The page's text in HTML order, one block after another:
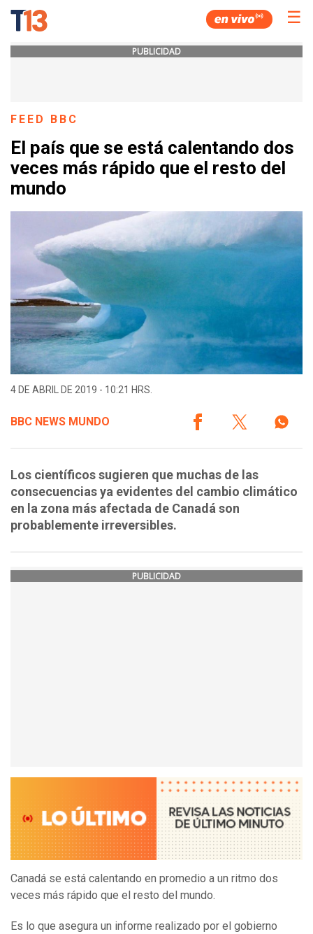
☰
PUBLICIDAD
FEED BBC
El país que se está calentando dos
veces más rápido que el resto del
mundo
4 DE ABRIL DE 2019 - 10:21 HRS.
BBC NEWS MUNDO
Los científicos sugieren que muchas de las
consecuencias ya evidentes del cambio climático
en la zona más afectada de Canadá son
probablemente irreversibles.
PUBLICIDAD
Canadá se está calentando en promedio a un ritmo dos
veces más rápido que el resto del mundo.
Es lo que asegura un informe realizado por el gobierno